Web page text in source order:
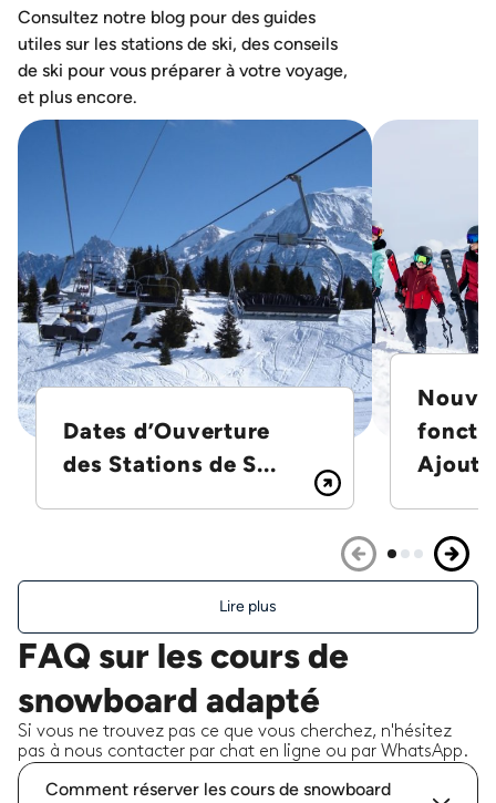
Consultez notre blog pour des guides
utiles sur les stations de ski, des conseils
de ski pour vous préparer à votre voyage,
et plus encore.
Dates d’Ouverture
des Stations de S...
Lire plus
FAQ sur les cours de
snowboard adapté
Si vous ne trouvez pas ce que vous cherchez, n'hésitez
pas à nous contacter par chat en ligne ou par WhatsApp.
Comment réserver les cours de snowboard